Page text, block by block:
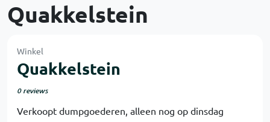
Quakkelstein
Winkel
Quakkelstein
0 reviews
Verkoopt dumpgoederen, alleen nog op dinsdag